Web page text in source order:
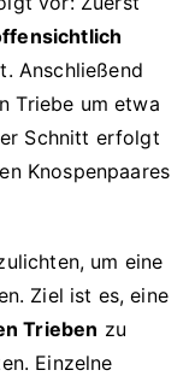
Anschließend
Triebe um etwa
Schnitt erfolgt
Knospenpaares
um eine
Ziel ist es, eine
Trieben zu
Einzelne